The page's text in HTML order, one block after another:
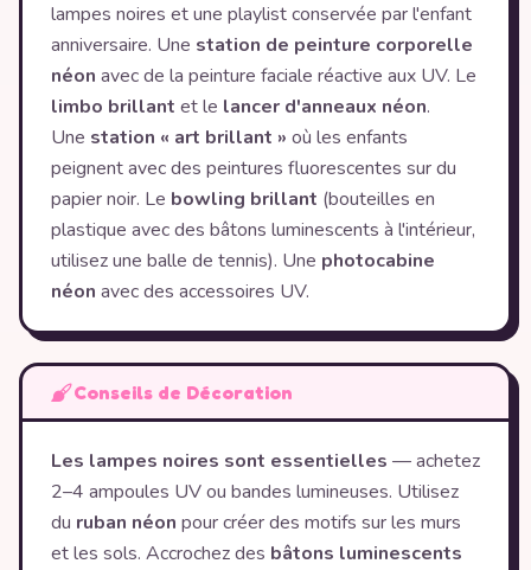
lampes noires et une playlist conservée par l'enfant
anniversaire. Une station de peinture corporelle
néon avec de la peinture faciale réactive aux UV. Le
limbo brillant et le lancer d'anneaux néon.
Une station « art brillant » où les enfants
peignent avec des peintures fluorescentes sur du
papier noir. Le bowling brillant (bouteilles en
plastique avec des bâtons luminescents à l'intérieur,
utilisez une balle de tennis). Une photocabine
néon avec des accessoires UV.
Conseils de Décoration
Les lampes noires sont essentielles — achetez
2–4 ampoules UV ou bandes lumineuses. Utilisez
du ruban néon pour créer des motifs sur les murs
et les sols. Accrochez des bâtons luminescents